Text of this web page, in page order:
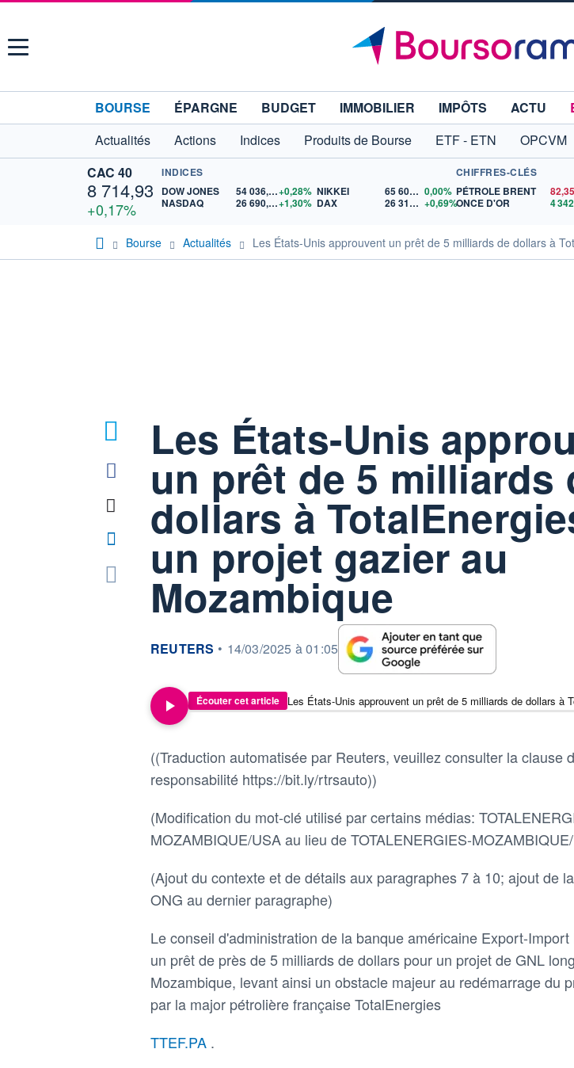
Menu
BOURSE ÉPARGNE BUDGET IMMOBILIER IMPÔTS ACTU
Actualités
Actions Indices Produits de Bourse ETF - ETN OPCVM
CAC 40
8 714,93
+0,17%
INDICES
DOW JONES
54 036,93+0,28%
NASDAQ
26 690,62+1,30%
NIKKEI 65 606,71 0,00%
DAX
26 319,45 +0,69%
CHIFFRES-CLÉS
PÉTROLE BRENT
82,35
ONCE D'OR
Bourse Actualités Les États-Unis approuvent un prêt de 5 milliards de dollars à
Les États-Unis
un prêt de 5 milliards
dollars à
un projet gazier au
Mozambique
information fournie par
REUTERS • 14/03/2025 à 01:05
Écouter cet article
((Traduction automatisée par Reuters, veuillez consulter la clause
responsabilité https://bit.ly/rtrsauto))
(Modification du mot-clé utilisé par certains médias:
MOZAMBIQUE/USA au lieu de TOTALENERGIES-
(Ajout du contexte et de détails aux paragraphes 7 à 10; ajout de
ONG au dernier paragraphe)
Le conseil d'administration de la banque américaine Export-
un prêt de près de 5 milliards de dollars pour un projet de GNL
Mozambique, levant ainsi un obstacle majeur au redémarrage du
par la major pétrolière française TotalEnergies
TTEF.PA .